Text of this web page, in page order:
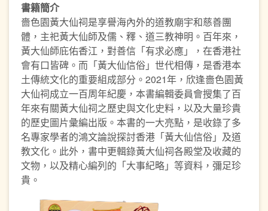
書籍簡介
嗇色園黃大仙祠是享譽海內外的道教廟宇和慈善團
體，主祀黃大仙師及儒、釋、道三教神明。百年來，
黃大仙師庇佑香江，對善信「有求必應」，在香港社
會有口皆碑。而「黃大仙信俗」世代相傳，是香港本
土傳統文化的重要組成部分。2021年，欣逢嗇色園黃
大仙祠成立一百周年紀慶，本書編輯委員會搜集了百
年來有關黃大仙祠之歷史與文化史料，以及大量珍貴
的歷史圖片彙編出版。本書的一大亮點，是收錄了多
名專家學者的鴻文論說探討香港「黃大仙信俗」及道
教文化。此外，書中更輯錄黃大仙祠各殿堂及收藏的
文物，以及精心編列的「大事紀略」等資料，彌足珍
貴。